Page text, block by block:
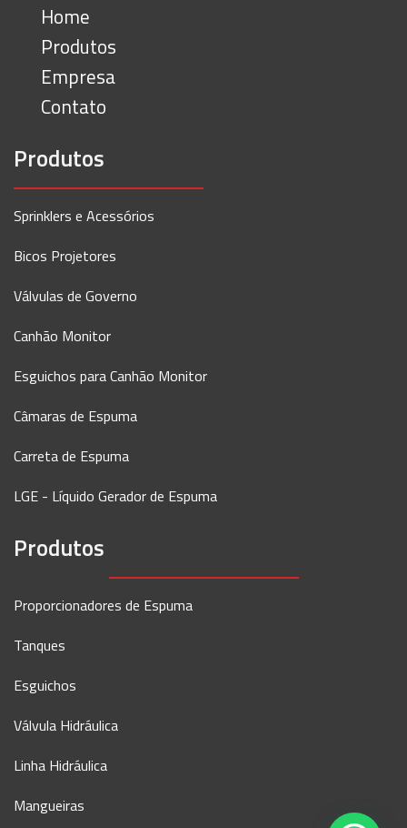
Home
Produtos
Empresa
Contato
Produtos
Sprinklers e Acessórios
Bicos Projetores
Válvulas de Governo
Canhão Monitor
Esguichos para Canhão Monitor
Câmaras de Espuma
Carreta de Espuma
LGE - Líquido Gerador de Espuma
Produtos
Proporcionadores de Espuma
Tanques
Esguichos
Válvula Hidráulica
Linha Hidráulica
Mangueiras